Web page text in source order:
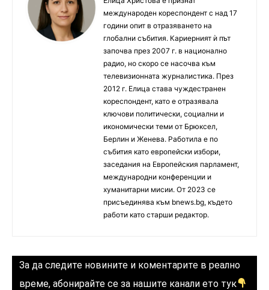
международен кореспондент с над 17
години опит в отразяването на
глобални събития. Кариерният ѝ път
започва през 2007 г. в национално
радио, но скоро се насочва към
телевизионната журналистика. През
2012 г. Елица става чуждестранен
кореспондент, като е отразявала
ключови политически, социални и
икономически теми от Брюксел,
Берлин и Женева. Работила е по
събития като европейски избори,
заседания на Европейския парламент,
международни конференции и
хуманитарни мисии. От 2023 се
присъединява към bnews.bg, където
работи като старши редактор.
За да следите новините и коментарите в реално
време, абонирайте се за нашите канали ето тук